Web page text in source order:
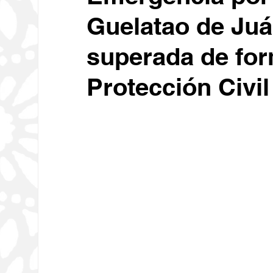
Educación Economía
Deportes Medio Ambiente
Guelatao de
superada de
Protección Civil